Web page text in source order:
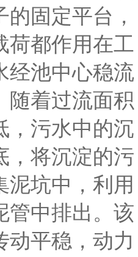
固定平台，
荷都作用在工
经池中心稳流
随着过流面积
，污水中的沉
，将沉淀的污
泥坑中，利用
管中排出。该
动平稳，动力